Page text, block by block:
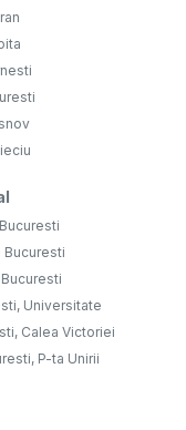
Universitate
Calea Victoriei
P-ta Unirii